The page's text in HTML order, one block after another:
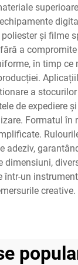
și filme
a
în timp
a
de
Formatul
un
creative.